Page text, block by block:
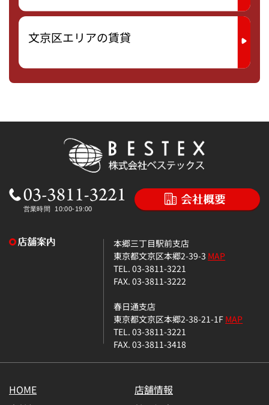
文京区エリアの賃貸
本郷三丁目駅前支店
東京都文京区本郷2-39-3 MAP
TEL. 03-3811-3221
FAX. 03-3811-3222
春日通支店
東京都文京区本郷2-38-21-1FMAP
TEL. 03-3811-3221
FAX. 03-3811-3418
HOME
店舗情報